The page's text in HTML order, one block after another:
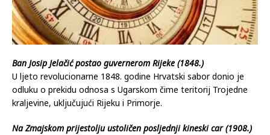
Ban Josip Jelačić postao guvernerom Rijeke (1848.)
U ljeto revolucionarne 1848. godine Hrvatski sabor donio je
odluku o prekidu odnosa s Ugarskom čime teritorij Trojedne
kraljevine, uključujući Rijeku i Primorje.
Na Zmajskom prijestolju ustoličen posljednji kineski car (1908.)